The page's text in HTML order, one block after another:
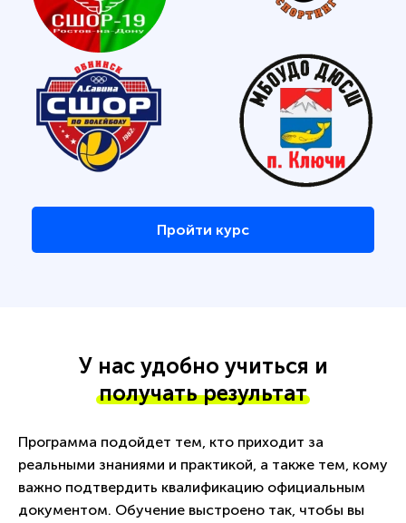
Пройти курс
У нас удобно учиться и
получать результат
Программа подойдет тем, кто приходит за
реальными знаниями и практикой, а также тем, кому
важно подтвердить квалификацию официальным
документом. Обучение выстроено так, чтобы вы